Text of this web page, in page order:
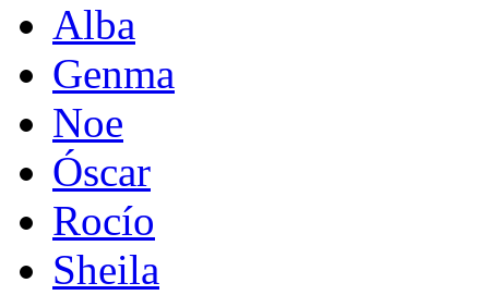
Alba
Genma
Noe
Óscar
Rocío
Sheila